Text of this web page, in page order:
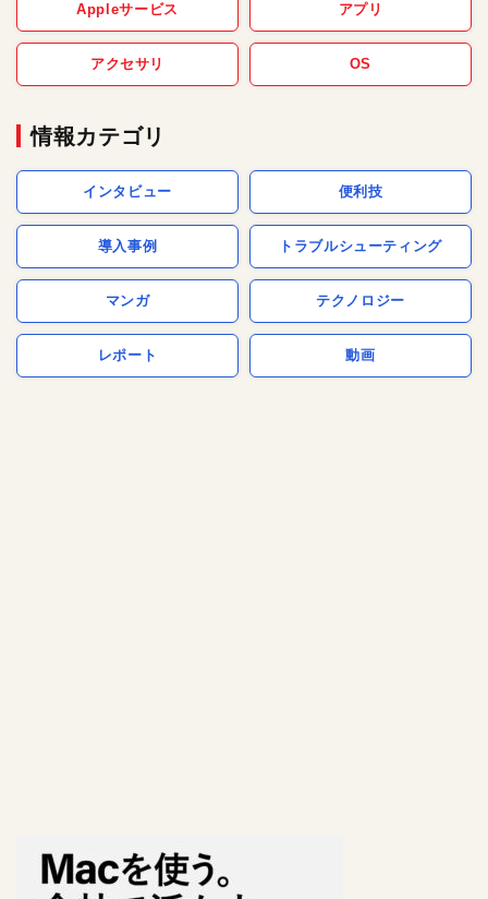
Appleサービス アプリ
アクセサリ OS
情報カテゴリ
インタビュー 便利技
導入事例 トラブルシューティング
マンガ テクノロジー
レポート 動画